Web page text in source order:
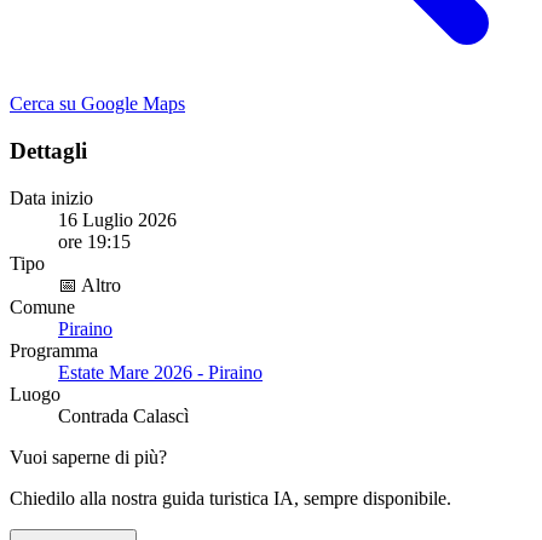
Cerca su Google Maps
Dettagli
Data inizio
16 Luglio 2026
ore 19:15
Tipo
📅 Altro
Comune
Piraino
Programma
Estate Mare 2026 - Piraino
Luogo
Contrada Calascì
Vuoi saperne di più?
Chiedilo alla nostra guida turistica IA, sempre disponibile.